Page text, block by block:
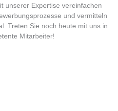
unserer Expertise vereinfachen
und vermitteln
Treten Sie noch heute mit uns in
Mitarbeiter!